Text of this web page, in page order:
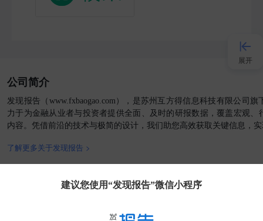
公司简介
发现报告（www.fxbaogao.com），是苏州互方得信息科技有限公司
力于为金融从业者与投资者提供全面、及时的研报数据，覆盖宏观、
内容。凭借前沿的技术与极简的设计，我们助您高效获取关键信息，
了解更多关于发现报告 >
客户端
建议您使用“发现报告”微信小程序
展开
接入AI
小程序
APP